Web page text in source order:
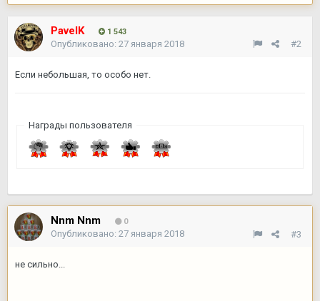
PavelK 1 543
#2
Опубликовано: 27 января 2018
Если небольшая, то особо нет.
Награды пользователя
Nnm Nnm 0
#3
Опубликовано: 27 января 2018
не сильно...